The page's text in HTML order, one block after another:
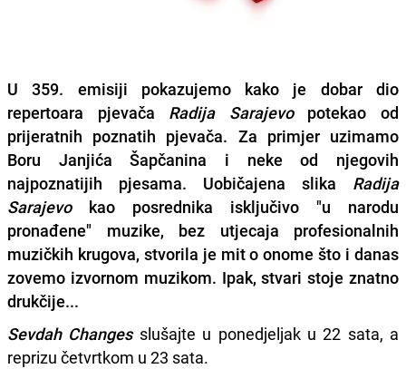
U 359. emisiji pokazujemo kako je dobar dio
repertoara pjevača Radija Sarajevo potekao od
prijeratnih poznatih pjevača. Za primjer uzimamo
Boru Janjića Šapčanina i neke od njegovih
najpoznatijih pjesama. Uobičajena slika Radija
Sarajevokao posrednika isključivo "u narodu
pronađene" muzike, bez utjecaja profesionalnih
muzičkih krugova, stvorila je mit o onome što i danas
zovemo izvornom muzikom. Ipak, stvari stoje znatno
drukčije...
Sevdah Changesslušajte u ponedjeljak u 22 sata, a
reprizu četvrtkom u 23 sata.